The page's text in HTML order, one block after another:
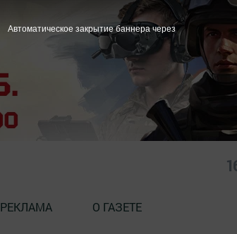
РЕКЛАМА О ГАЗЕТЕ
Автоматическое закрытие баннера через